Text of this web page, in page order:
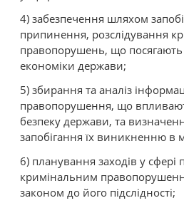
4) забезпечення шляхом
припинення, розслідування
правопорушень, що
економіки держави;
5) збирання та аналіз
правопорушення, що
безпеку держави, та
запобігання їх виникненню в
6) планування заходів у сфері
кримінальним
законом до його підслідності;